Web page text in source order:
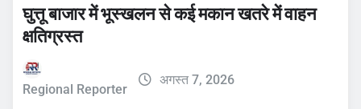
घुत्तू बाजार में भूस्खलन से कई मकान खतरे में वाहन
क्षतिग्रस्त
Regional Reporter
अगस्त 7, 2026